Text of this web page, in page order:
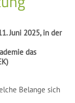
Juni 2025, in der
das
Belange sich